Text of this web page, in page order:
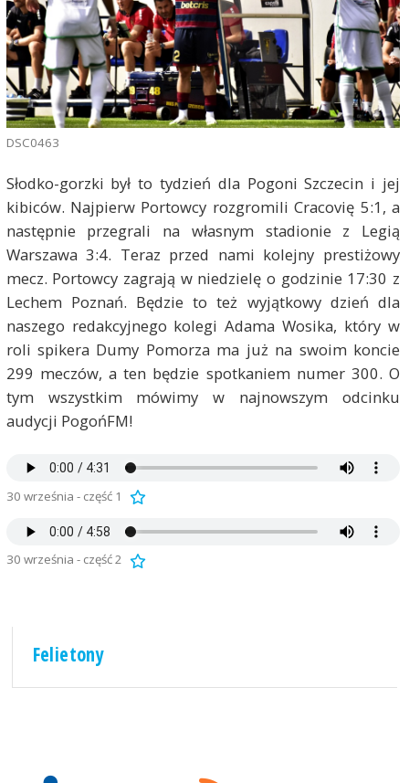
DSC0463
Słodko-gorzki był to tydzień dla Pogoni Szczecin i jej
kibiców. Najpierw Portowcy rozgromili Cracovię 5:1, a
następnie przegrali na własnym stadionie z Legią
Warszawa 3:4. Teraz przed nami kolejny prestiżowy
mecz. Portowcy zagrają w niedzielę o godzinie 17:30 z
Lechem Poznań. Będzie to też wyjątkowy dzień dla
naszego redakcyjnego kolegi Adama Wosika, który w
roli spikera Dumy Pomorza ma już na swoim koncie
299 meczów, a ten będzie spotkaniem numer 300. O
tym wszystkim mówimy w najnowszym odcinku
audycji PogońFM!
30 września - część 1
30 września - część 2
Felietony